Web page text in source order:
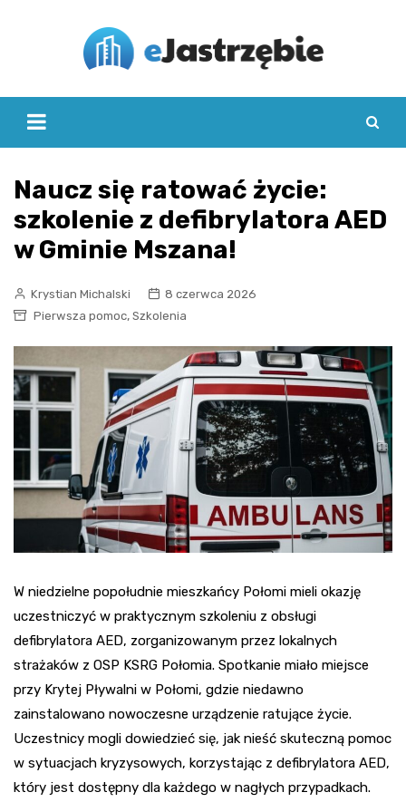
Naucz się ratować życie:
szkolenie z defibrylatora AED
w Gminie Mszana!
Krystian Michalski
8 czerwca 2026
Pierwsza pomoc, Szkolenia
W niedzielne popołudnie mieszkańcy Połomi mieli okazję
uczestniczyć w praktycznym szkoleniu z obsługi
defibrylatora AED, zorganizowanym przez lokalnych
strażaków z OSP KSRG Połomia. Spotkanie miało miejsce
przy Krytej Pływalni w Połomi, gdzie niedawno
zainstalowano nowoczesne urządzenie ratujące życie.
Uczestnicy mogli dowiedzieć się, jak nieść skuteczną pomoc
w sytuacjach kryzysowych, korzystając z defibrylatora AED,
który jest dostępny dla każdego w nagłych przypadkach.